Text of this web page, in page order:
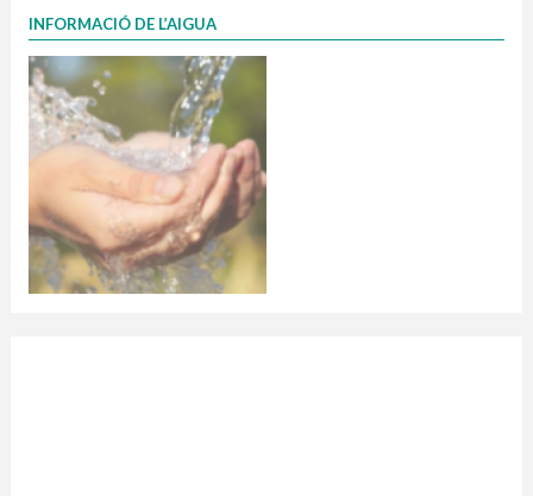
INFORMACIÓ DE L’AIGUA